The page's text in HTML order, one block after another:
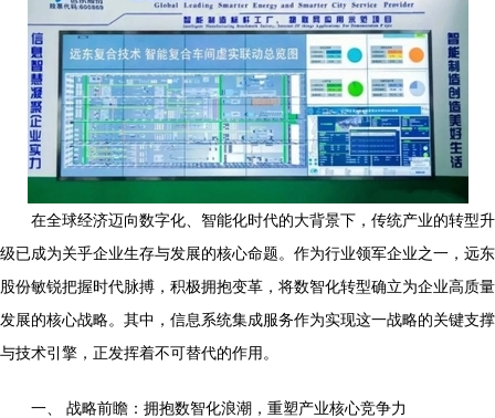
在全球经济迈向数字化、智能化时代的大背景下，传统产业的转型升
级已成为关乎企业生存与发展的核心命题。作为行业领军企业之一，远东
股份敏锐把握时代脉搏，积极拥抱变革，将数智化转型确立为企业高质量
发展的核心战略。其中，信息系统集成服务作为实现这一战略的关键支撑
与技术引擎，正发挥着不可替代的作用。
一、 战略前瞻：拥抱数智化浪潮，重塑产业核心竞争力